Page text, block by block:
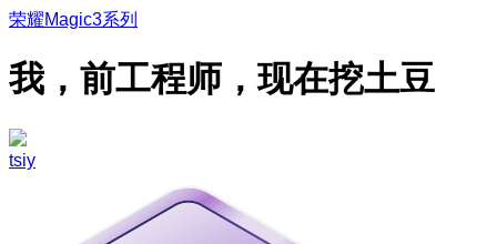
荣耀Magic3系列
我，前工程师，现在挖土豆
tsiy